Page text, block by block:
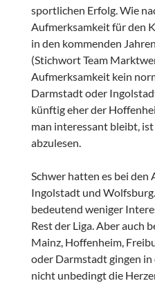
sportlichen Erfolg. Wie
Aufmerksamkeit für den
in den kommenden
(Stichwort Team
Aufmerksamkeit kein
Darmstadt oder
künftig eher der
man interessant bleibt,
abzulesen.
Schwer hatten es bei
Ingolstadt und
bedeutend weniger
Rest der Liga. Aber auch
Mainz, Hoffenheim,
oder Darmstadt gingen
nicht unbedingt die